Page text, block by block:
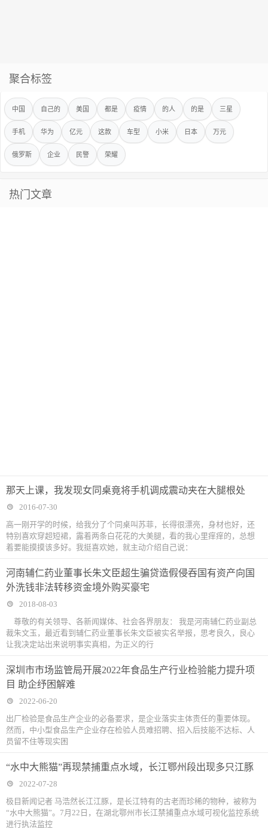
聚合标签
中国 自己的 美国 都是 疫情 的人 的是 三星
手机 华为 亿元 这款 车型 小米 日本 万元
俄罗斯 企业 民警 荣耀
热门文章
那天上课，我发现女同桌竟将手机调成震动夹在大腿根处
2016-07-30
高一刚开学的时候，给我分了个同桌叫苏菲，长得很漂亮，身材也好，还
特别喜欢穿超短裙，露着两条白花花的大美腿，看的我心里痒痒的，总想
着要能摸摸该多好。我挺喜欢她，就主动介绍自己说：
河南辅仁药业董事长朱文臣超生骗贷造假侵吞国有资产向国
外洗钱非法转移资金境外购买豪宅
2018-08-03
尊敬的有关领导、各新闻媒体、社会各界朋友： 我是河南辅仁药业副总
裁朱文玉，最近看到辅仁药业董事长朱文臣被实名举报，思考良久，良心
让我决定站出来说明事实真相，为正义的行
深圳市市场监管局开展2022年食品生产行业检验能力提升项
目 助企纾困解难
2022-06-20
出厂检验是食品生产企业的必备要求，是企业落实主体责任的重要体现。
然而，中小型食品生产企业存在检验人员难招聘、招入后技能不达标、人
员留不住等现实困
“水中大熊猫”再现禁捕重点水域，长江鄂州段出现多只江豚
2022-07-28
极目新闻记者 马浩然长江江豚，是长江特有的古老而珍稀的物种，被称为
“水中大熊猫”。7月22日，在湖北鄂州市长江禁捕重点水域可视化监控系统
进行执法监控